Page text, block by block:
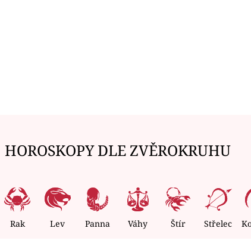
HOROSKOPY DLE ZVĚROKRUHU
Rak Lev Panna Váhy Štír Střelec